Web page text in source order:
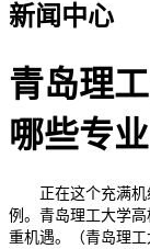
新闻中心
青岛理
哪些专业
正在这个充满机
例。青岛理工大学
重机遇。（青岛理